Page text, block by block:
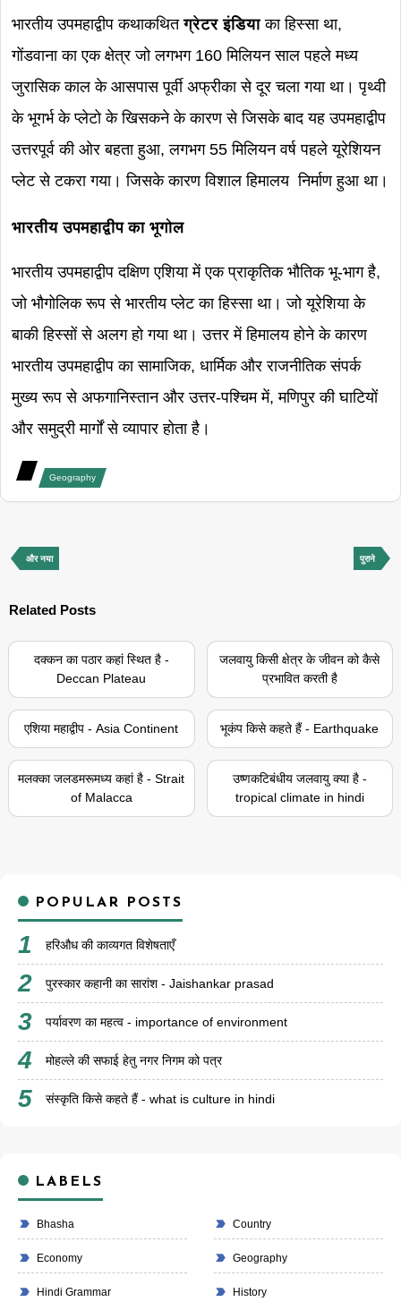
भारतीय उपमहाद्वीप कथाकथितग्रेटर इंडिया का हिस्सा था,
गोंडवाना का एक क्षेत्र जो लगभग 160 मिलियन साल पहले मध्य
जुरासिक काल के आसपास पूर्वी अफ्रीका से दूर चला गया था। पृथ्वी
के भूगर्भ के प्लेटो के खिसकने के कारण से जिसके बाद यह उपमहाद्वीप
उत्तरपूर्व की ओर बहता हुआ, लगभग 55 मिलियन वर्ष पहले यूरेशियन
प्लेट से टकरा गया। जिसके कारण विशाल हिमालय निर्माण हुआ था।
भारतीय उपमहाद्वीप का भूगोल
भारतीय उपमहाद्वीप दक्षिण एशिया में एक प्राकृतिक भौतिक भू-भाग है,
जो भौगोलिक रूप से भारतीय प्लेट का हिस्सा था। जो यूरेशिया के
बाकी हिस्सों से अलग हो गया था। उत्तर में हिमालय होने के कारण
भारतीय उपमहाद्वीप का सामाजिक, धार्मिक और राजनीतिक संपर्क
मुख्य रूप से अफगानिस्तान और उत्तर-पश्चिम में, मणिपुर की घाटियों
और समुद्री मार्गों से व्यापार होता है।
Geography
और नया पुराने
Related Posts
दक्कन का पठार कहां स्थित है -
Deccan Plateau
जलवायु किसी क्षेत्र के जीवन को कैसे
प्रभावित करती है
एशिया महाद्वीप - Asia Continent भूकंप किसे कहते हैं - Earthquake
मलक्का जलडमरूमध्य कहां है - Strait
of Malacca
उष्णकटिबंधीय जलवायु क्या है -
tropical climate in hindi
POPULAR POSTS
हरिऔध की काव्यगत विशेषताएँ
पुरस्कार कहानी का सारांश - Jaishankar prasad
पर्यावरण का महत्व - importance of environment
मोहल्ले की सफाई हेतु नगर निगम को पत्र
संस्कृति किसे कहते हैं - what is culture in hindi
LABELS
Bhasha Country
Economy Geography
Hindi Grammar History